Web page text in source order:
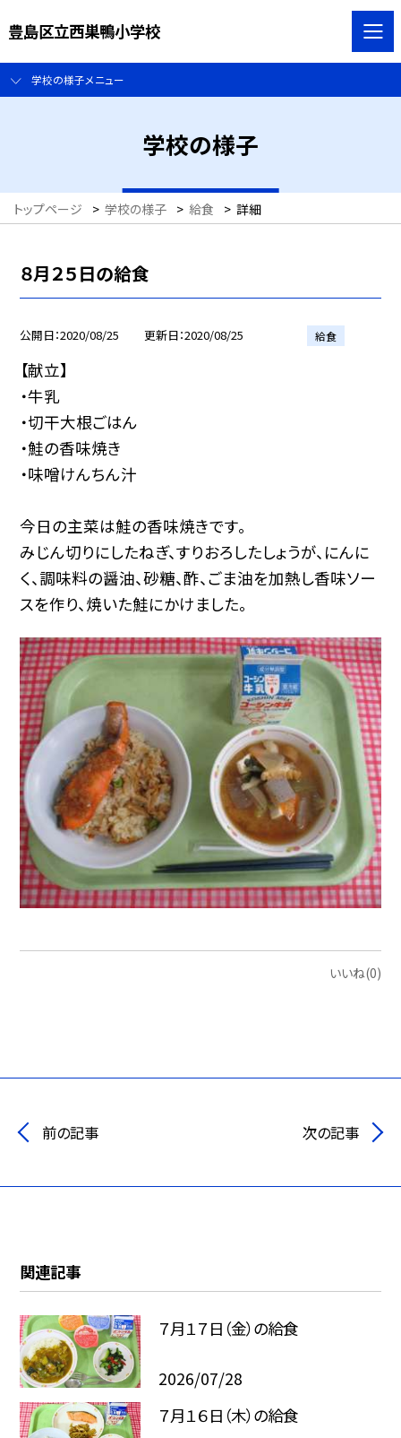
豊島区立西巣鴨小学校
学校の様子メニュー
学校の様子
トップページ > 学校の様子 > 給食 > 詳細
８月２５日の給食
公開日 2020/08/25 更新日 2020/08/25 給食
【献立】
・牛乳
・切干大根ごはん
・鮭の香味焼き
・味噌けんちん汁
今日の主菜は鮭の香味焼きです。
みじん切りにしたねぎ、すりおろしたしょうが、にんに
く、調味料の醤油、砂糖、酢、ごま油を加熱し香味ソー
スを作り、焼いた鮭にかけました。
いいね(0)
前の記事 次の記事
関連記事
７月１７日（金）の給食
2026/07/28
７月１６日（木）の給食